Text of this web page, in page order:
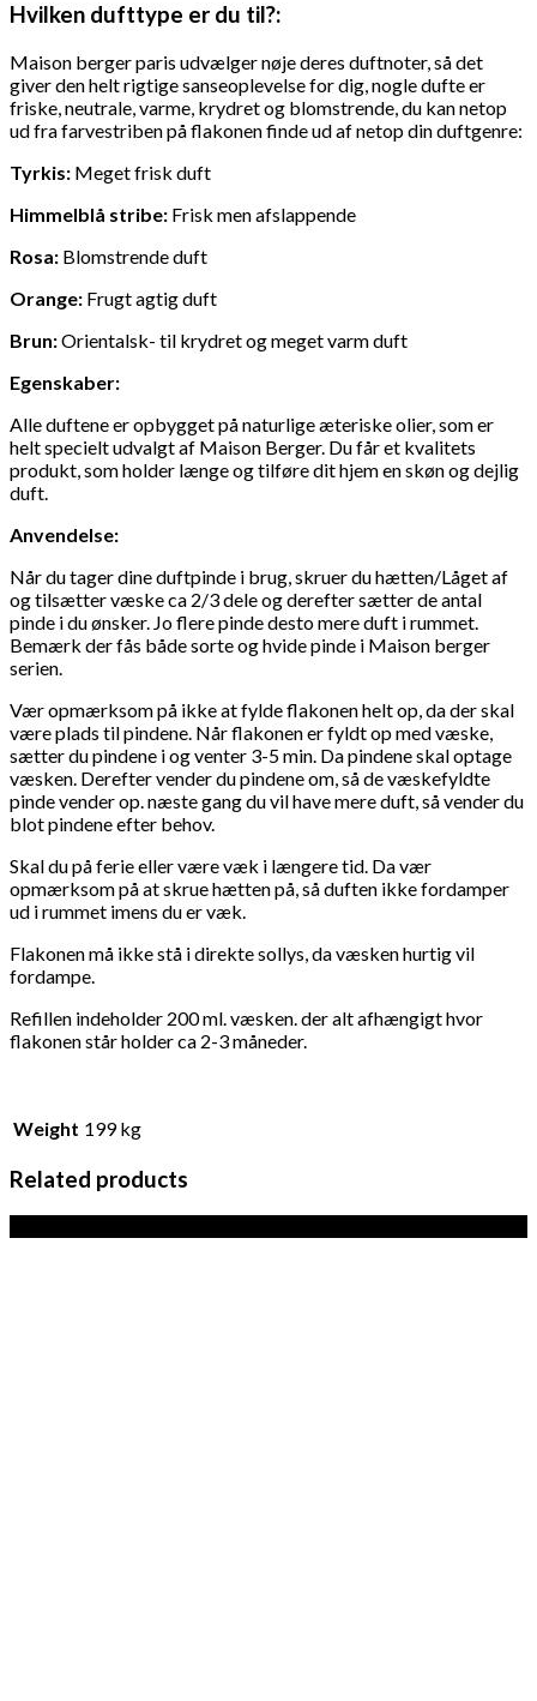
Hvilken dufttype er du til?:
Maison berger paris udvælger nøje deres duftnoter, så det
giver den helt rigtige sanseoplevelse for dig, nogle dufte er
friske, neutrale, varme, krydret og blomstrende, du kan netop
ud fra farvestriben på flakonen finde ud af netop din duftgenre:
Tyrkis: Meget frisk duft
Himmelblå stribe: Frisk men afslappende
Rosa: Blomstrende duft
Orange: Frugt agtig duft
Brun:Orientalsk- til krydret og meget varm duft
Egenskaber:
Alle duftene er opbygget på naturlige æteriske olier, som er
helt specielt udvalgt af Maison Berger. Du får et kvalitets
produkt, som holder længe og tilføre dit hjem en skøn og dejlig
duft.
Anvendelse:
Når du tager dine duftpinde i brug, skruer du hætten/Låget af
og tilsætter væske ca 2/3 dele og derefter sætter de antal
pinde i du ønsker. Jo flere pinde desto mere duft i rummet.
Bemærk der fås både sorte og hvide pinde i Maison berger
serien.
Vær opmærksom på ikke at fylde flakonen helt op, da der skal
være plads til pindene. Når flakonen er fyldt op med væske,
sætter du pindene i og venter 3-5 min. Da pindene skal optage
væsken. Derefter vender du pindene om, så de væskefyldte
pinde vender op. næste gang du vil have mere duft, så vender du
blot pindene efter behov.
Skal du på ferie eller være væk i længere tid. Da vær
opmærksom på at skrue hætten på, så duften ikke fordamper
ud i rummet imens du er væk.
Flakonen må ikke stå i direkte sollys, da væsken hurtig vil
fordampe.
Refillen indeholder 200 ml. væsken. der alt afhængigt hvor
flakonen står holder ca 2-3 måneder.
Weight 199 kg
Related products